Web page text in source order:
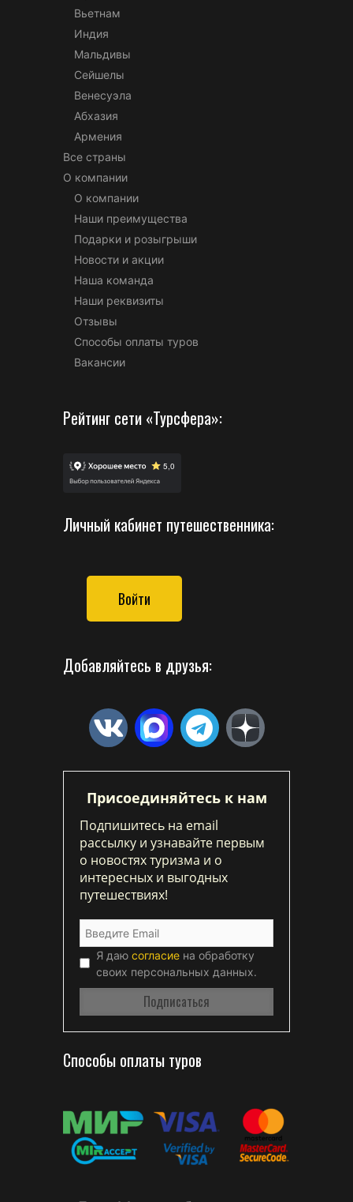
Вьетнам
Индия
Мальдивы
Сейшелы
Венесуэла
Абхазия
Армения
Все страны
О компании
О компании
Наши преимущества
Подарки и розыгрыши
Новости и акции
Наша команда
Наши реквизиты
Отзывы
Способы оплаты туров
Вакансии
Рейтинг сети «Турсфера»:
Личный кабинет путешественника:
Войти
Добавляйтесь в друзья:
Присоединяйтесь к нам
Подпишитесь на email
рассылку и узнавайте первым
о новостях туризма и о
интересных и выгодных
путешествиях!
Я даю согласие на обработку
своих персональных данных.
Способы оплаты туров